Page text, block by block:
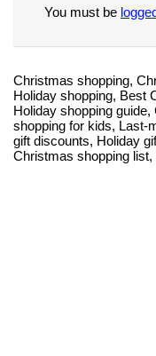
You must be
Christmas shopping,
Holiday shopping, Best
Holiday shopping
shopping for kids, Last-
gift discounts, Holiday
Christmas shopping list,